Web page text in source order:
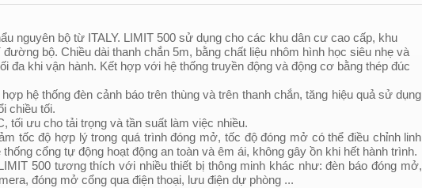
nguyên bộ từ ITALY. LIMIT 500 sử dụng cho các khu dân cư cao cấp, khu
bộ. Chiều dài thanh chắn 5m, bằng chất liệu nhôm hình học siêu nhẹ và
đa khi vận hành. Kết hợp với hệ thống truyền động và động cơ bằng thép đúc
hệ thống đèn cảnh báo trên thùng và trên thanh chắn, tăng hiệu quả sử dụng
chiều tối.
tối ưu cho tải trọng và tần suất làm việc nhiều.
tốc độ hợp lý trong quá trình đóng mở, tốc độ đóng mở có thể điều chỉnh linh
cổng tự động hoạt động an toàn và êm ái, không gây ồn khi hết hành trình.
500 tương thích với nhiều thiết bị thông minh khác như: đèn báo đóng mở,
đóng mở cổng qua điện thoại, lưu điện dự phòng ...